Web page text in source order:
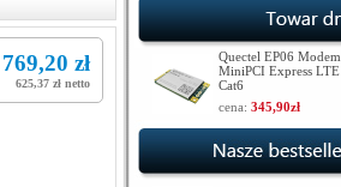
769,20 zł
625,37 zł netto
Quectel EP06 Modem
MiniPCI Express LTE
Cat6
cena: 345,90zł